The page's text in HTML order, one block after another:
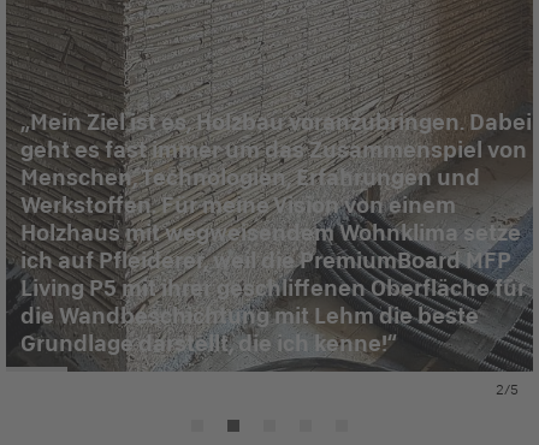
Mein Ziel ist es, Holzbau voranzubringen. Dabei
geht es fast immer um das Zusammenspiel von
Menschen, Technologien, Erfahrungen und
Werkstoffen. Für meine Vision von einem
Holzhaus mit wegweisendem Wohnklima setze
ich auf Pfleiderer, weil die PremiumBoard MFP
Living P5 mit ihrer geschliffenen Oberfläche für
die Wandbeschichtung mit Lehm die beste
Grundlage darstellt, die ich kenne!
2/5